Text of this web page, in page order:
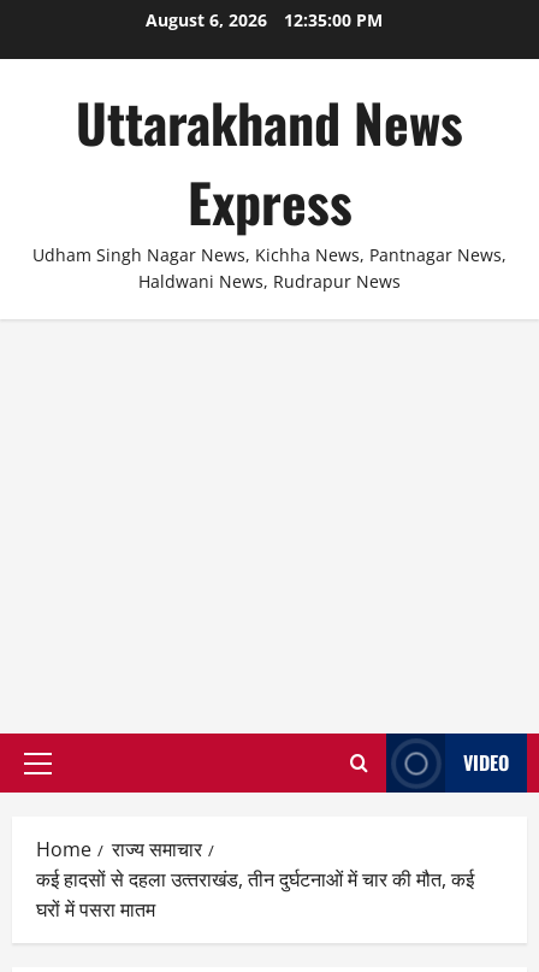
August 6, 2026 12:35:00 PM
Uttarakhand News
Express
Udham Singh Nagar News, Kichha News, Pantnagar News,
Haldwani News, Rudrapur News
Primary
VIDEO
Home
राज्य समाचार
कई हादसों से दहला उत्‍तराखंड, तीन दुर्घटनाओं में चार की मौत, कई
घरों में पसरा मातम